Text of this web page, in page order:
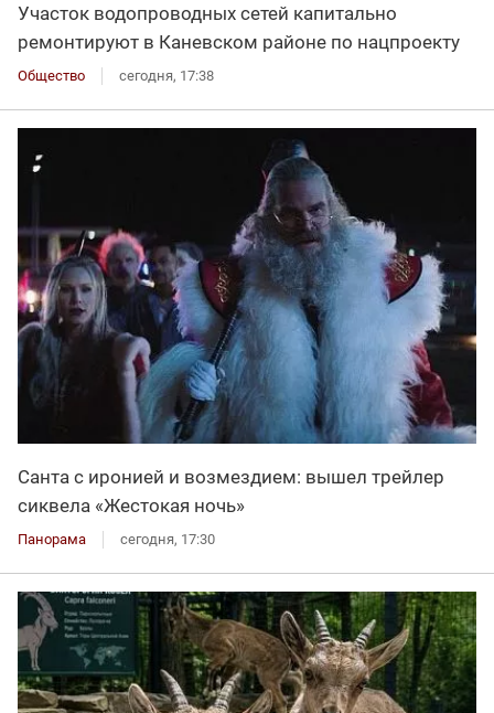
Участок водопроводных сетей капитально
ремонтируют в Каневском районе по нацпроекту
Общество сегодня, 17:38
Санта с иронией и возмездием: вышел трейлер
сиквела «Жестокая ночь»
Панорама сегодня, 17:30